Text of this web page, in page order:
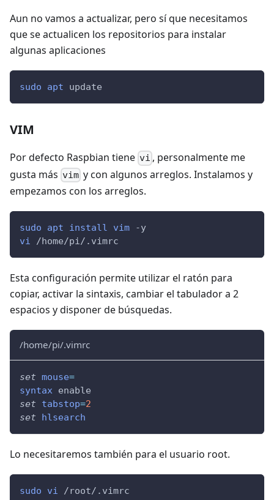
Aun no vamos a actualizar, pero sí que necesitamos
que se actualicen los repositorios para instalar
algunas aplicaciones
sudo apt update
VIM
Por defecto Raspbian tiene vi , personalmente me
gusta más vim y con algunos arreglos. Instalamos y
empezamos con los arreglos.
sudo apt install vim
-y
vi /home/pi/.vimrc
Esta configuración permite utilizar el ratón para
copiar, activar la sintaxis, cambiar el tabulador a 2
espacios y disponer de búsquedas.
/home/pi/.vimrc
set mouse=
syntax enable
set
tabstop=2
set
hlsearch
Lo necesitaremos también para el usuario root.
sudo vi /root/.vimrc